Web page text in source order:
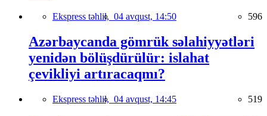
Ekspress təhlil, 04 avqust, 14:50 596
Azərbaycanda gömrük səlahiyyətləri
yenidən bölüşdürülür: islahat
çevikliyi artıracaqmı?
Ekspress təhlil, 04 avqust, 14:45 519